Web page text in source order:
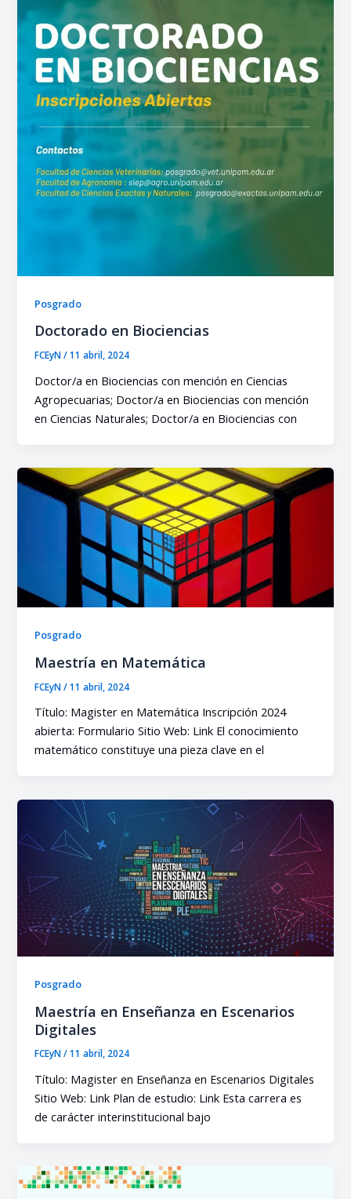
Posgrado
Doctorado en Biociencias
FCEyN/11 abril, 2024
Doctor/a en Biociencias con mención en Ciencias
Agropecuarias; Doctor/a en Biociencias con mención
en Ciencias Naturales; Doctor/a en Biociencias con
Posgrado
Maestría en Matemática
FCEyN/11 abril, 2024
Título: Magister en Matemática Inscripción 2024
abierta: Formulario Sitio Web: Link El conocimiento
matemático constituye una pieza clave en el
Posgrado
Maestría en Enseñanza en Escenarios
Digitales
FCEyN/11 abril, 2024
Título: Magister en Enseñanza en Escenarios Digitales
Sitio Web: Link Plan de estudio: Link Esta carrera es
de carácter interinstitucional bajo